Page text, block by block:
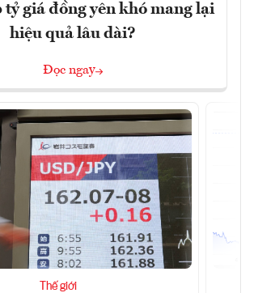
tỷ giá đồng yên khó mang lại
hiệu quả lâu dài?
Đọc ngay
Thế giới